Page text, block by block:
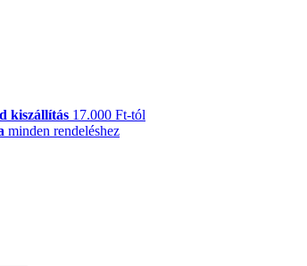
kiszállítás 17.000 Ft-tól
minden rendeléshez